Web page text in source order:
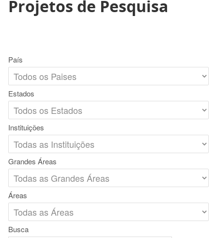
Projetos de Pesquisa
País
Estados
Instituições
Grandes Áreas
Áreas
Busca